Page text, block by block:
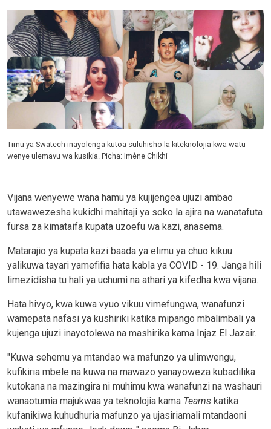
Timu ya Swatech inayolenga kutoa suluhisho la kiteknolojia kwa watu
wenye ulemavu wa kusikia. Picha: Imène Chikhi
Vijana wenyewe wana hamu ya kujijengea ujuzi ambao
utawawezesha kukidhi mahitaji ya soko la ajira na wanatafuta
fursa za kimataifa kupata uzoefu wa kazi, anasema.
Matarajio ya kupata kazi baada ya elimu ya chuo kikuu
yalikuwa tayari yamefifia hata kabla ya COVID - 19. Janga hili
limezidisha tu hali ya uchumi na athari ya kifedha kwa vijana.
Hata hivyo, kwa kuwa vyuo vikuu vimefungwa, wanafunzi
wamepata nafasi ya kushiriki katika mipango mbalimbali ya
kujenga ujuzi inayotolewa na mashirika kama Injaz El Jazair.
"Kuwa sehemu ya mtandao wa mafunzo ya ulimwengu,
kufikiria mbele na kuwa na mawazo yanayoweza kubadilika
kutokana na mazingira ni muhimu kwa wanafunzi na washauri
wanaotumia majukwaa ya teknolojia kama Teams katika
kufanikiwa kuhudhuria mafunzo ya ujasiriamali mtandaoni